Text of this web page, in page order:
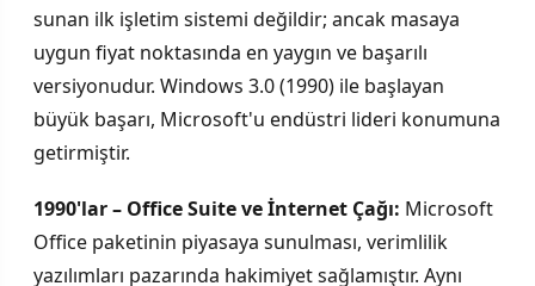
sunan ilk işletim sistemi değildir; ancak masaya
uygun fiyat noktasında en yaygın ve başarılı
versiyonudur. Windows 3.0 (1990) ile başlayan
büyük başarı, Microsoft'u endüstri lideri konumuna
getirmiştir.
1990'lar – Office Suite ve İnternet Çağı: Microsoft
Office paketinin piyasaya sunulması, verimlilik
yazılımları pazarında hakimiyet sağlamıştır. Aynı